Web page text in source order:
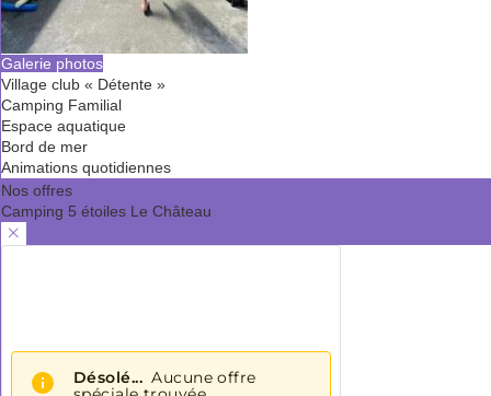
Galerie photos
Village club « Détente »
Camping Familial
Espace aquatique
Bord de mer
Animations quotidiennes
Nos offres
Camping 5 étoiles Le Château